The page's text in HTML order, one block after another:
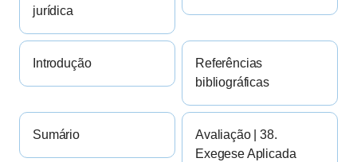
jurídica
Introdução
Referências
bibliográficas
Sumário
Avaliação | 38.
Exegese Aplicada